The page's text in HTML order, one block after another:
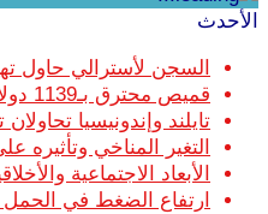
الأحدث
السجن لأسترالي حاول
قميص محترق بـ1139 دولارا.. هل تفقد الموضة عقلها؟
تايلند وإندونيسيا
التغير المناخي وتأثيره
الأبعاد الاجتماعية
ارتفاع الضغط في